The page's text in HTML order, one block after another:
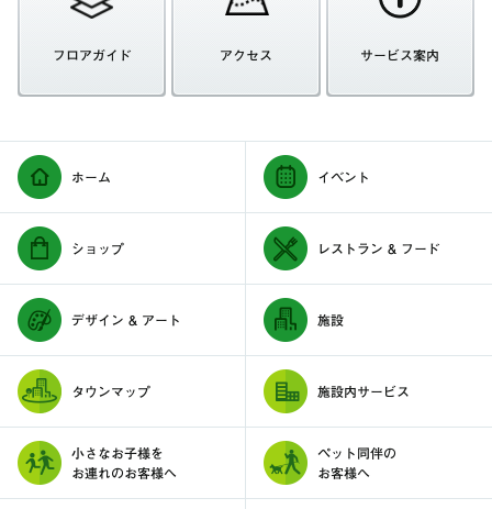
フロアガイド アクセス サービス案内
ホーム イベント
ショップ レストラン & フード
デザイン & アート 施設
タウンマップ 施設内サービス
小さなお子様を
お連れのお客様へ
ペット同伴の
お客様へ